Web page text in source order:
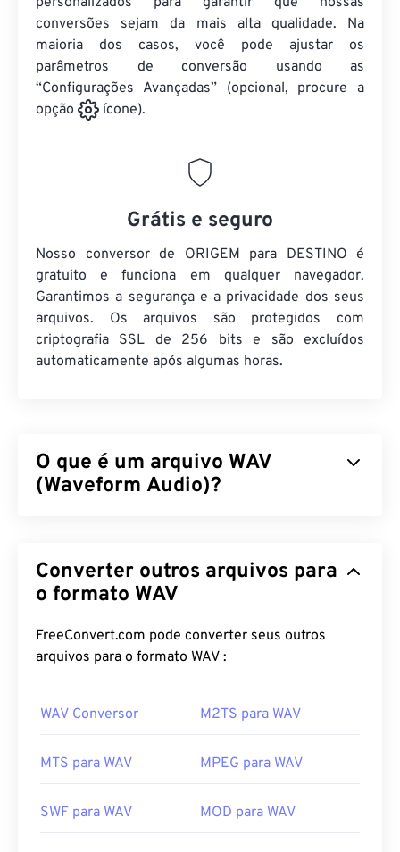
conversões sejam da mais alta qualidade. Na
maioria dos casos, você pode ajustar os
parâmetros de conversão usando as
“Configurações Avançadas” (opcional, procure a
opção
ícone).
Grátis e seguro
Nosso conversor de ORIGEM para DESTINO é
gratuito e funciona em qualquer navegador.
Garantimos a segurança e a privacidade dos seus
arquivos. Os arquivos são protegidos com
criptografia SSL de 256 bits e são excluídos
automaticamente após algumas horas.
O que é um arquivo WAV
(Waveform Audio)?
compactados. WAV é o resultado da iteração entre
IBM e Windows de um
maiores que os arquivosM4AeMP3, o que os
torna menos práticos para uso doméstico em
programas como
VLC Media Player
Converter outros arquivos para
o formato WAV
FreeConvert.com pode converter seus outros
arquivos para o formato WAV :
WAV Conversor M2TS para WAV
MTS para WAV MPEG para WAV
SWF para WAV MOD para WAV